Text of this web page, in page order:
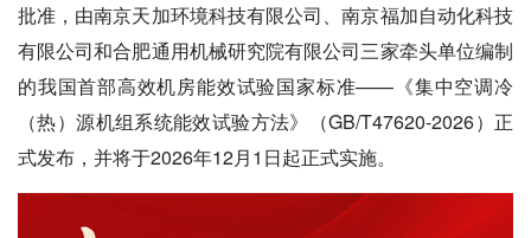
批准，由南京天加环境科技有限公司、南京福加自动化科技
有限公司和合肥通用机械研究院有限公司三家牵头单位编制
的我国首部高效机房能效试验国家标准——《集中空调冷
（热）源机组系统能效试验方法》（GB/T47620-2026）正
式发布，并将于2026年12月1日起正式实施。